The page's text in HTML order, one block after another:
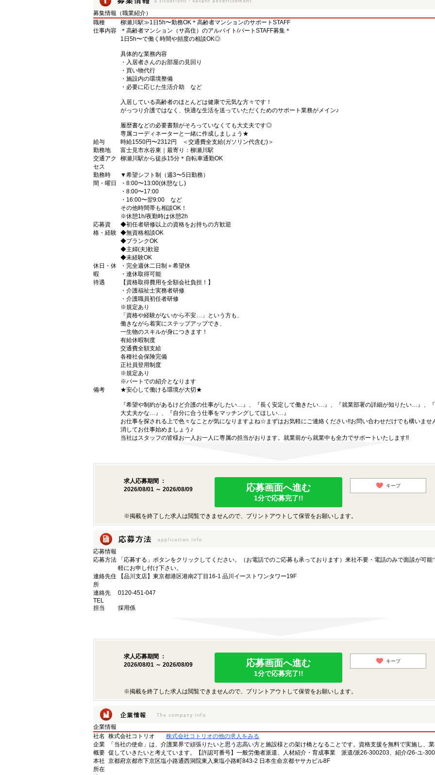
募集情報（職業紹介）
職種
柳瀬川駅≫1日5h〜勤務OK＊高齢者マンションのサポートSTAFF
仕事内容
＊高齢者マンション（サ高住）のアルバイト/パートSTAFF募集＊
1日5h〜で働く時間や頻度の相談OK◎
具体的な業務内容
・入居者さんのお部屋の見回り
・買い物代行
・施設内の環境整備
・必要に応じた生活介助 など
入居している高齢者のほとんどは健康で元気な方々です！
がっつり介護ではなく、快適な生活を送っていただくためのサポート業務がメイン♪
履歴書などの必要書類がそろっていなくても大丈夫です◎
専属コーディネーターと一緒に作成しましょう★
給与
時給1550円〜2312円 ＜交通費全支給(ガソリン代含む)＞
勤務地
富士見市水谷東｜最寄り：柳瀬川駅
交通アク
セス
柳瀬川駅から徒歩15分＊自転車通勤OK
勤務時
間・曜日
▼希望シフト制（週3〜5日勤務）
・8:00〜13:00(休憩なし)
・8:00〜17:00
・16:00〜翌9:00 など
その他時間帯も相談OK！
※休憩1h/夜勤時は休憩2h
応募資
格・経験
◆初任者研修以上の資格をお持ちの方歓迎
◆無資格相談OK
◆ブランクOK
◆主婦(夫)歓迎
◆未経験OK
休日・休
暇
・完全週休二日制＋希望休
・連休取得可能
待遇
【資格取得費用を全額会社負担！】
・介護福祉士実務者研修
・介護職員初任者研修
※規定あり
「資格や経験がないから不安…」という方も、
働きながら着実にステップアップでき、
一生物のスキルが身につきます！
有給休暇制度
交通費全額支給
各種社会保険完備
正社員登用制度
※規定あり
※パートでの紹介となります
備考
★安心して働ける環境が大切★
『希望や制約があるけど介護の仕事がしたい…』、『長く安定して働きたい…』、『就業部署の詳細が知りたい…』、
大丈夫かな…』、『自分に合う仕事をマッチングしてほしい…』
お仕事を探される上で色々なことが気になりますよね☆まずはお気軽にご連絡ください!!お問い合わせだけでも構いませ
消してお仕事始めましょう♪
当社はスタッフの皆様お一人お一人に専属の担当がおります。就業前から就業中も全力でサポートいたします!!
求人応募期間 ：
2026/08/01 ～ 2026/08/09
応募画面へ進む
1分で応募完了!!
キープ
※掲載を終了した求人は閲覧できませんので、プリントアウトして保管をお願いします。
応募情報
応募方法
「応募する」ボタンをクリックしてください。（お電話でのご応募も承っております）来社不要・電話のみで面談が可能
軽にお申し付け下さい。
連絡先住
所
【品川支店】東京都港区港南2丁目16-1 品川イーストワンタワー19F
連絡先
TEL
0120-451-047
担当 採用係
求人応募期間 ：
2026/08/01 ～ 2026/08/09
応募画面へ進む
1分で応募完了!!
キープ
※掲載を終了した求人は閲覧できませんので、プリントアウトして保管をお願いします。
企業情報
社名
株式会社コトリオ
株式会社コトリオの他の求人をみる
企業
概要
「当社の使命」は、介護業界で頑張りたいと思う志高い方と施設様との架け橋となることです。資格支援を無料で実施し、
促していきたいと考えています。【許認可番号】一般労働者派遣、人材紹介・育成事業 派遣/派26-300203、紹介/26-ユ-
本社
所在
京都府京都市下京区塩小路通西洞院東入東塩小路町843-2 日本生命京都ヤサカビル8F